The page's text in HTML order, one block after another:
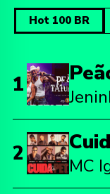
Hot 100 BR
1
2